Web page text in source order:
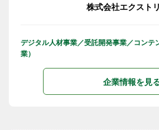
株式会社エクスト
デジタル人材事業／受託開発事業／コンテ
業）
企業情報を見